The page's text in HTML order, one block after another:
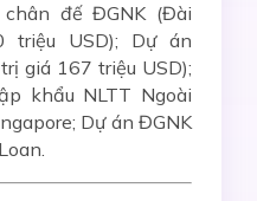
đế ĐGNK (Đài
triệu USD); Dự án
giá 167 triệu USD);
khẩu NLTT Ngoài
Dự án ĐGNK